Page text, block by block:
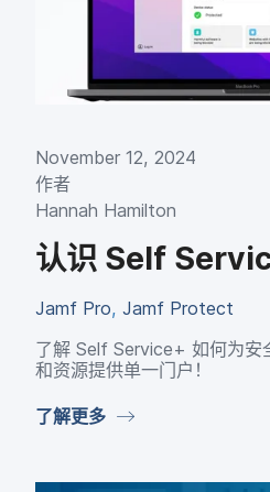
November 12, 2024
作者
Hannah Hamilton
认识 Self
Jamf Pro, Jamf Protect
了解 Self Service+ 如何​为​安
和​资源​提供​单​一​门户！
了解​更​多